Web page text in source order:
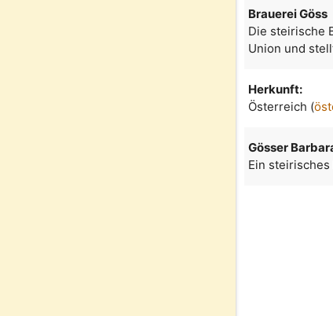
Brauerei Göss
Die steirische
Union und
Herkunft:
Österreich (
Gösser
Ein